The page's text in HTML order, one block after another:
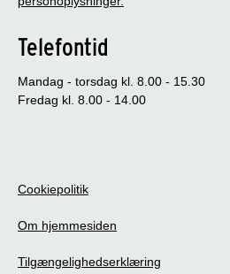
Telefontid
Mandag - torsdag kl. 8.00 - 15.30
Fredag kl. 8.00 - 14.00
Cookiepolitik
Om hjemmesiden
Tilgængelighedserklæring